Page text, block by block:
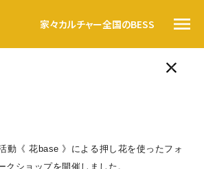
家々カルチャー全国のBESS
カルチャー
の家
動《 花base 》による押し花を使ったフォ
クショップを開催しました。